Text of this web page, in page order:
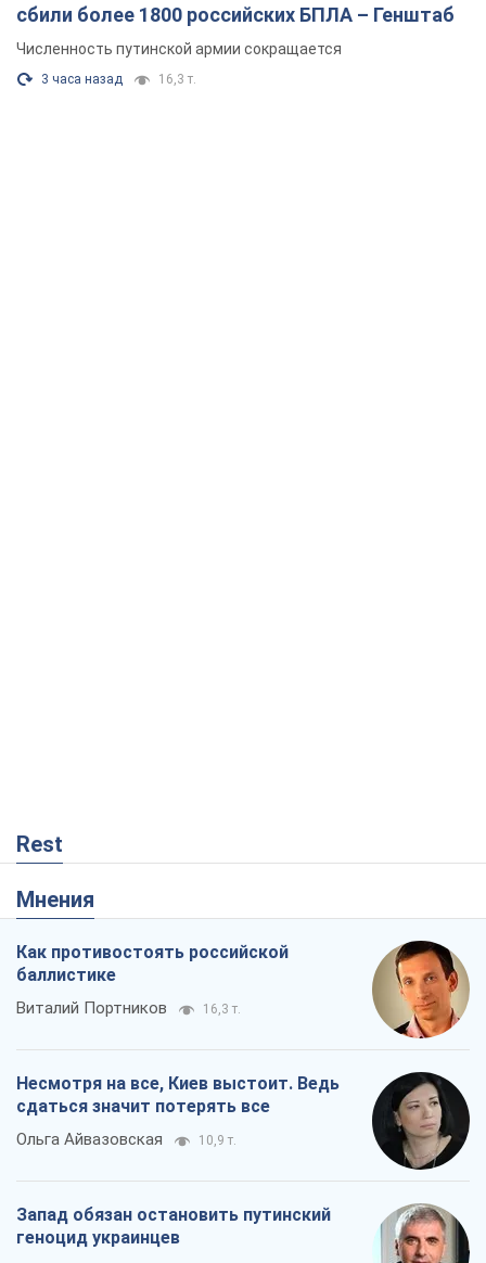
сбили более 1800 российских БПЛА – Генштаб
Численность путинской армии сокращается
3 часа назад 16,3 т.
Rest
Мнения
Как противостоять российской
баллистике
Виталий Портников 16,3 т.
Несмотря на все, Киев выстоит. Ведь
сдаться значит потерять все
Ольга Айвазовская 10,9 т.
Запад обязан остановить путинский
геноцид украинцев